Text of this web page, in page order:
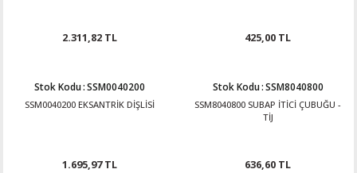
2.311,82 TL 425,00 TL
Stok Kodu:SSM0040200
SSM0040200 EKSANTRİK DİŞLİSİ
1.695,97 TL
Stok Kodu:SSM8040800
SSM8040800 SUBAP İTİCİ ÇUBUĞU -
TİJ
636,60 TL